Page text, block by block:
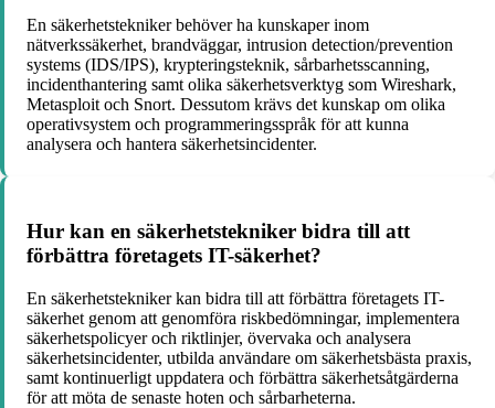
En säkerhetstekniker behöver ha kunskaper inom
nätverkssäkerhet, brandväggar, intrusion detection/prevention
systems (IDS/IPS), krypteringsteknik, sårbarhetsscanning,
incidenthantering samt olika säkerhetsverktyg som Wireshark,
Metasploit och Snort. Dessutom krävs det kunskap om olika
operativsystem och programmeringsspråk för att kunna
analysera och hantera säkerhetsincidenter.
Hur kan en säkerhetstekniker bidra till att
förbättra företagets IT-säkerhet?
En säkerhetstekniker kan bidra till att förbättra företagets IT-
säkerhet genom att genomföra riskbedömningar, implementera
säkerhetspolicyer och riktlinjer, övervaka och analysera
säkerhetsincidenter, utbilda användare om säkerhetsbästa praxis,
samt kontinuerligt uppdatera och förbättra säkerhetsåtgärderna
för att möta de senaste hoten och sårbarheterna.